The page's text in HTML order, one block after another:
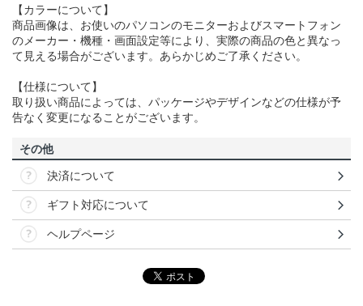
【カラーについて】
商品画像は、お使いのパソコンのモニターおよびスマートフォン
のメーカー・機種・画面設定等により、実際の商品の色と異なっ
て見える場合がございます。あらかじめご了承ください。
【仕様について】
取り扱い商品によっては、パッケージやデザインなどの仕様が予
告なく変更になることがございます。
その他
決済について
ギフト対応について
ヘルプページ